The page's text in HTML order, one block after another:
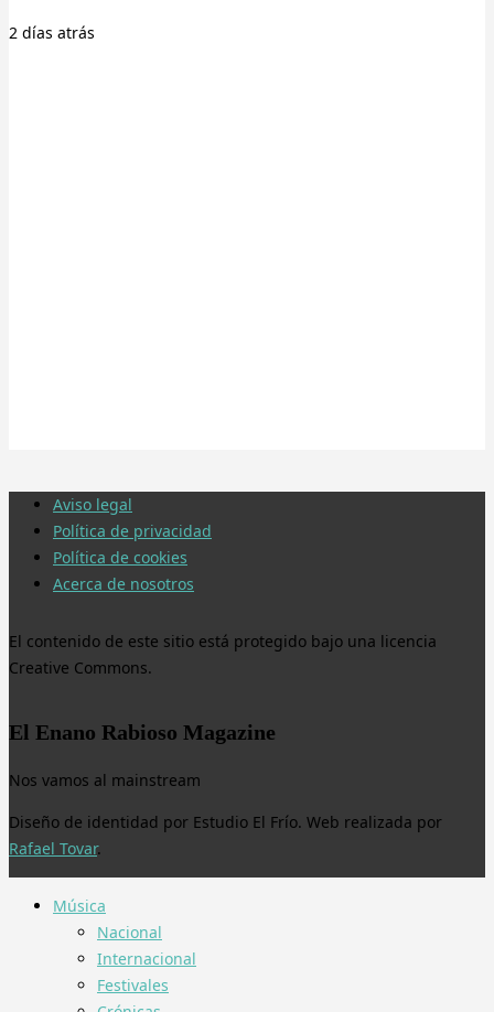
2 días atrás
Aviso legal
Política de privacidad
Política de cookies
Acerca de nosotros
El contenido de este sitio está protegido bajo una licencia
Creative Commons.
El Enano Rabioso Magazine
Nos vamos al mainstream
Diseño de identidad por Estudio El Frío. Web realizada por
Rafael Tovar.
Música
Nacional
Internacional
Festivales